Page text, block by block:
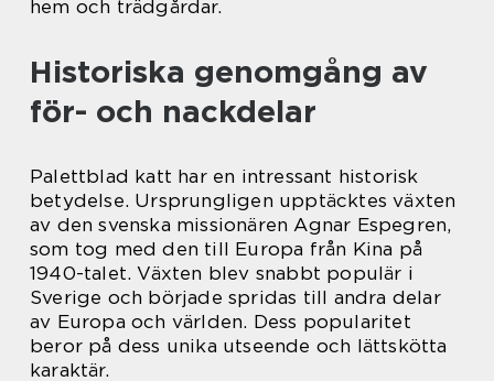
hem och trädgårdar.
Historiska genomgång av
för- och nackdelar
Palettblad katt har en intressant historisk
betydelse. Ursprungligen upptäcktes växten
av den svenska missionären Agnar Espegren,
som tog med den till Europa från Kina på
1940-talet. Växten blev snabbt populär i
Sverige och började spridas till andra delar
av Europa och världen. Dess popularitet
beror på dess unika utseende och lättskötta
karaktär.